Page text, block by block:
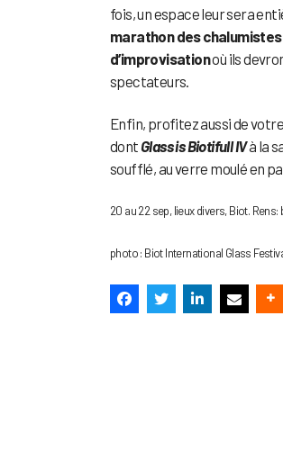
fois, un espace leur sera
marathon des chalumistes
d’improvisationoù ils
spectateurs.
Enfin, profitez aussi de
dont Glass is Biotifull IVà la
soufflé, au verre moulé en
20 au 22 sep, lieux divers, Biot. Rens:
photo : Biot International Glass